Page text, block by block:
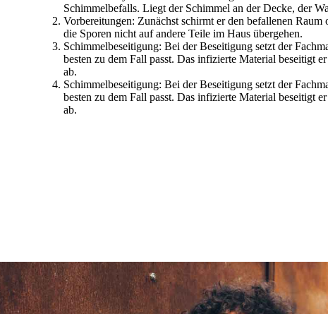
Schimmelbefalls. Liegt der Schimmel an der Decke, der
Vorbereitungen: Zunächst schirmt er den befallenen Raum
die Sporen nicht auf andere Teile im Haus übergehen.
Schimmelbeseitigung: Bei der Beseitigung setzt der
besten zu dem Fall passt. Das infizierte Material beseitigt
ab.
Schimmelbeseitigung: Bei der Beseitigung setzt der
besten zu dem Fall passt. Das infizierte Material beseitigt
ab.